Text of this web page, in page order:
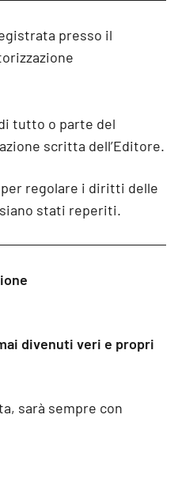
presso il
tutto o parte del
scritta dell’Editore.
regolare i diritti delle
stati reperiti.
divenuti veri e propri
sarà sempre con